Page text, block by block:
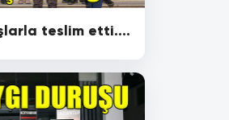
teslim etti....